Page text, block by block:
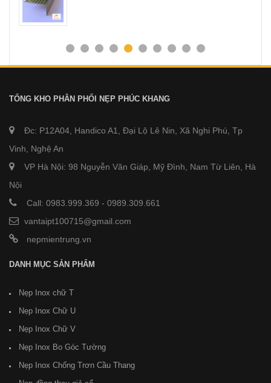
TỔNG KHO PHÂN PHỐI NẸP PHÚC KHANG
Đc: P12A04, Handico A1, Đại Lộ Lê Nin, Xã Nghi Phú, Tp
Vinh, Nghệ An
VP Hà Nội: 98 Nguyễn Văn Giáp, Mỹ Đình, Nam Từ Liên, Hà
Nội
Call: 0983.999.369 - 0989.309.661
vantaipt100715@gmail.com
nepmientrung.vn
DANH MỤC SẢN PHẨM
Nẹp Inox chữ T
Nẹp Inox Chữ U
Nẹp Inox Chữ V
Nẹp Inox Bo Góc Tường
Nẹp Inox Chống Trơn Cầu Thang